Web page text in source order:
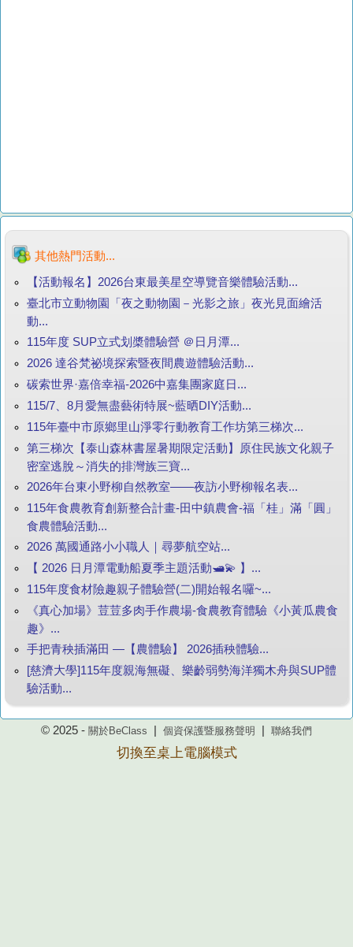
其他熱門活動...
【活動報名】2026台東最美星空導覽音樂體驗活動...
臺北市立動物園「夜之動物園－光影之旅」夜光見面繪活
動...
115年度 SUP立式划槳體驗營 ＠日月潭...
2026 達谷梵祕境探索暨夜間農遊體驗活動...
碳索世界·嘉倍幸福-2026中嘉集團家庭日...
115/7、8月愛無盡藝術特展~藍晒DIY活動...
115年臺中市原鄉里山淨零行動教育工作坊第三梯次...
第三梯次【泰山森林書屋暑期限定活動】原住民族文化親子
密室逃脫～消失的排灣族三寶...
2026年台東小野柳自然教室——夜訪小野柳報名表...
115年食農教育創新整合計畫-田中鎮農會-福「桂」滿「圓」
食農體驗活動...
2026 萬國通路小小職人｜尋夢航空站...
【 2026 日月潭電動船夏季主題活動🛥️💫 】...
115年度食材險趣親子體驗營(二)開始報名囉~...
《真心加場》荳荳多肉手作農場-食農教育體驗《小黃瓜農食
趣》...
手把青秧插滿田 —【農體驗】 2026插秧體驗...
[慈濟大學]115年度親海無礙、樂齡弱勢海洋獨木舟與SUP體
驗活動...
© 2025 - 關於BeClass 個資保護暨服務聲明 聯絡我們
切換至桌上電腦模式